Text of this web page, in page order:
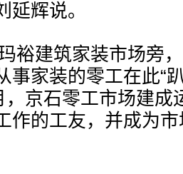
延辉说。
裕建筑家装市场旁
事家装的零工在此“
，京石零工市场建成
作的工友，并成为